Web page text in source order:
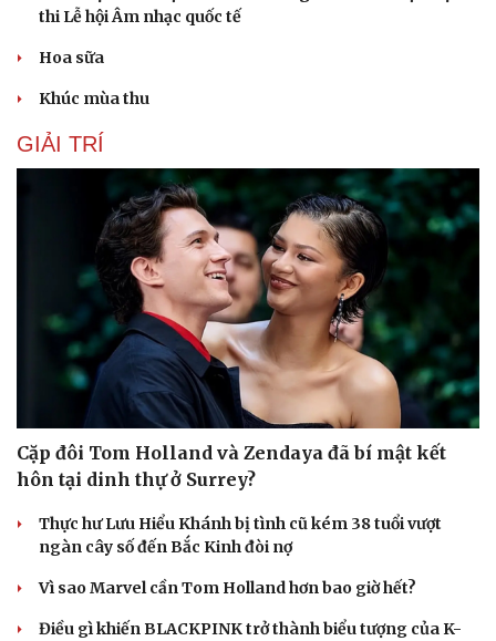
Du lịch
Podcast
thi Lễ hội Âm nhạc quốc tế
Hoa sữa
Khúc mùa thu
GIẢI TRÍ
Cặp đôi Tom Holland và Zendaya đã bí mật kết
hôn tại dinh thự ở Surrey?
Thực hư Lưu Hiểu Khánh bị tình cũ kém 38 tuổi vượt
ngàn cây số đến Bắc Kinh đòi nợ
Vì sao Marvel cần Tom Holland hơn bao giờ hết?
Điều gì khiến BLACKPINK trở thành biểu tượng của K-